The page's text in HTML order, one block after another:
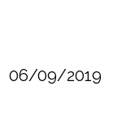
06/09/2019